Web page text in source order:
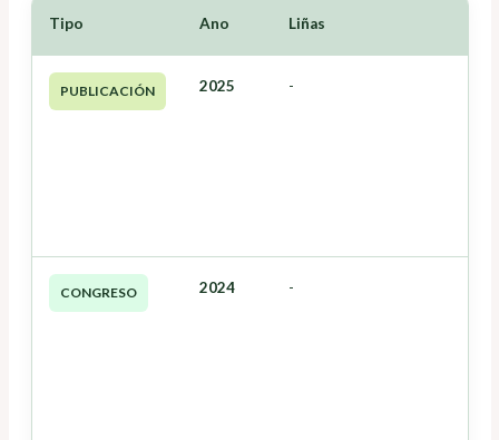
Tipo Ano Liñas
PUBLICACIÓN 2025 -
CONGRESO 2024 -